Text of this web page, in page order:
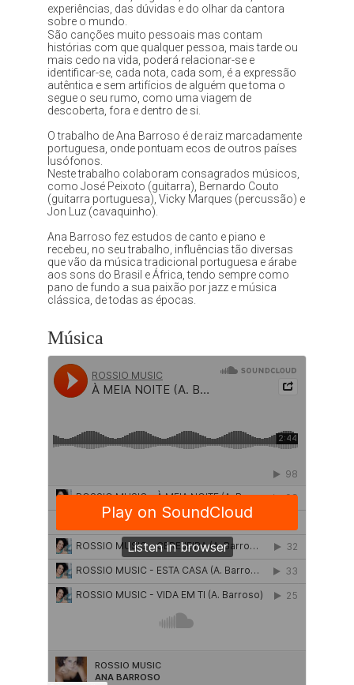
experiências, das dúvidas e do olhar da cantora
sobre o mundo.
São canções muito pessoais mas contam
histórias com que qualquer pessoa, mais tarde ou
mais cedo na vida, poderá relacionar-se e
identificar-se, cada nota, cada som, é a expressão
autêntica e sem artifícios de alguém que toma o
segue o seu rumo, como uma viagem de
descoberta, fora e dentro de si.
O trabalho de Ana Barroso é de raiz marcadamente
portuguesa, onde pontuam ecos de outros países
lusófonos.
Neste trabalho colaboram consagrados músicos,
como José Peixoto (guitarra), Bernardo Couto
(guitarra portuguesa), Vicky Marques (percussão) e
Jon Luz (cavaquinho).
Ana Barroso fez estudos de canto e piano e
recebeu, no seu trabalho, influências tão diversas
que vão da música tradicional portuguesa e árabe
aos sons do Brasil e África, tendo sempre como
pano de fundo a sua paixão por jazz e música
clássica, de todas as épocas.
Música